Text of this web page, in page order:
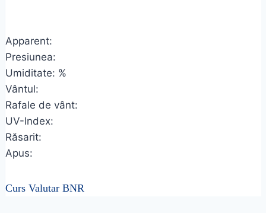
Apparent:
Presiunea:
Umiditate: %
Vântul:
Rafale de vânt:
UV-Index:
Răsarit:
Apus:
Curs Valutar BNR